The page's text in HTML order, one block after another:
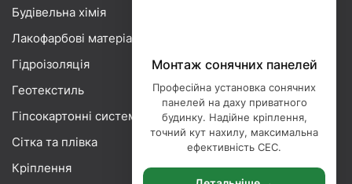
Монтаж сонячних панелей
Професійна установка сонячних
панелей на даху приватного
будинку. Надійне кріплення,
точний кут нахилу, максимальна
ефективність СЕС.
Будівельна хімія
Лакофарбові матеріали
Гідроізоляція
Геотекстиль
Гіпсокартонні системи
Сітка та плівка
Кріплення